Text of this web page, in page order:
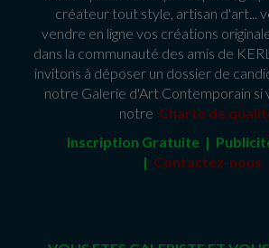
créateur tout style, artisan d'art...
vendre en ligne vos créations
dans la communauté des amis de
invitons à déposer un dossier de
notre Galerie d'Art Contemporain si
notre Charte de
Inscription Gratuite |
| Contactez-nous